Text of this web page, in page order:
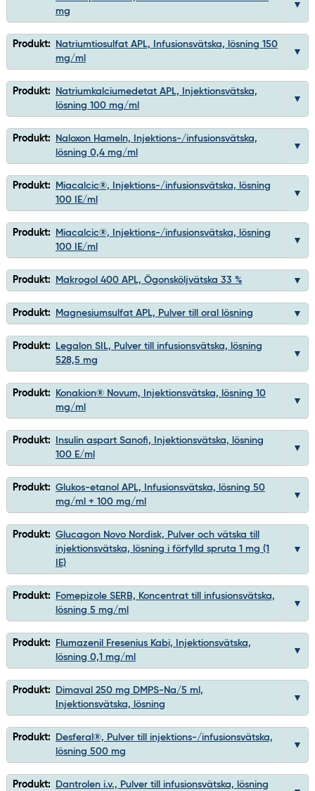
mg
Produkt:
Natriumtiosulfat APL, Infusionsvätska, lösning 150
mg/ml
Produkt:
Natriumkalciumedetat APL, Injektionsvätska,
lösning 100 mg/ml
Produkt:
Naloxon Hameln, Injektions-/infusionsvätska,
lösning 0,4 mg/ml
Produkt:
Miacalcic®, Injektions-/infusionsvätska, lösning
100 IE/ml
Produkt:
Miacalcic®, Injektions-/infusionsvätska, lösning
100 IE/ml
Produkt: Makrogol 400 APL, Ögonsköljvätska 33 %
Produkt: Magnesiumsulfat APL, Pulver till oral lösning
Produkt:
Legalon SIL, Pulver till infusionsvätska, lösning
528,5 mg
Produkt:
Konakion® Novum, Injektionsvätska, lösning 10
mg/ml
Produkt:
Insulin aspart Sanofi, Injektionsvätska, lösning
100 E/ml
Produkt: Glukos-etanol APL, Infusionsvätska, lösning 50
mg/ml + 100 mg/ml
Produkt: Glucagon Novo Nordisk, Pulver och vätska till
injektionsvätska, lösning i förfylld spruta 1 mg (1
IE)
Produkt:
Fomepizole SERB, Koncentrat till infusionsvätska,
lösning 5 mg/ml
Produkt:
Flumazenil Fresenius Kabi, Injektionsvätska,
lösning 0,1 mg/ml
Produkt:
Dimaval 250 mg DMPS-Na/5 ml,
Injektionsvätska, lösning
Produkt:
Desferal®, Pulver till injektions-/infusionsvätska,
lösning 500 mg
Produkt:
Dantrolen i.v., Pulver till infusionsvätska, lösning